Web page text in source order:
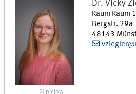
© picjoy,
Dr. Vicky
Raum Raum
Bergstr. 29a
48143